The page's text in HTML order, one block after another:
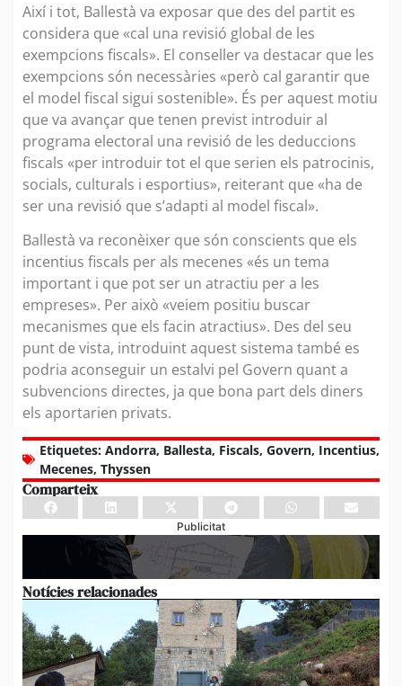
Així i tot, Ballestà va exposar que des del partit es
considera que «cal una revisió global de les
exempcions fiscals». El conseller va destacar que les
exempcions són necessàries «però cal garantir que
el model fiscal sigui sostenible». És per aquest motiu
que va avançar que tenen previst introduir al
programa electoral una revisió de les deduccions
fiscals «per introduir tot el que serien els patrocinis,
socials, culturals i esportius», reiterant que «ha de
ser una revisió que s’adapti al model fiscal».
Ballestà va reconèixer que són conscients que els
incentius fiscals per als mecenes «és un tema
important i que pot ser un atractiu per a les
empreses». Per això «veiem positiu buscar
mecanismes que els facin atractius». Des del seu
punt de vista, introduint aquest sistema també es
podria aconseguir un estalvi pel Govern quant a
subvencions directes, ja que bona part dels diners
els aportarien privats.
Etiquetes: Andorra, Ballesta, Fiscals, Govern, Incentius,
Mecenes, Thyssen
Comparteix
Publicitat
Notícies relacionades